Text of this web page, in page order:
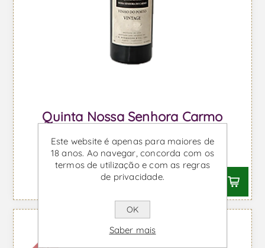
Quinta Nossa Senhora Carmo
Vintage 1992 - Vinho do Porto
Desde €63,63 IVA incl.
Este website é apenas para maiores de
18 anos. Ao navegar, concorda com os
termos de utilização e com as regras
de privacidade.
OK
Saber mais